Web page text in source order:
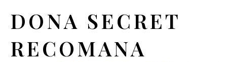
DONA SECRET
RECOMANA